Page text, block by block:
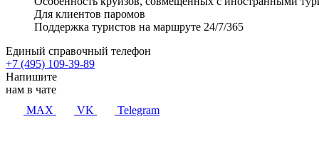
Для клиентов паромов
Поддержка туристов на маршруте 24/7/365
Единый справочный телефон
+7 (495) 109-39-89
Напишите
нам в чате
MAX
VK Telegram